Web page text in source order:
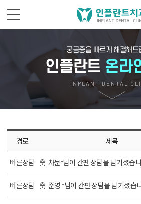
궁금증을 빠르게 해결해드
인플란트 온라
INPLANT DENTAL
경로 제목
빠른상담 차문*님이 간편 상담을 남기셨습
빠른상담 준영 *님이 간편 상담을 남기셨습